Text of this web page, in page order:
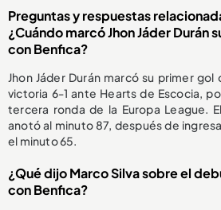
Preguntas y respuestas
¿Cuándo marcó Jhon Jáder Durán
con Benfica?
Jhon Jáder Durán marcó su primer
victoria 6-1 ante Hearts de Escocia,
tercera ronda de la Europa League.
anotó al minuto 87, después de
el minuto 65.
¿Qué dijo Marco Silva sobre el
con Benfica?